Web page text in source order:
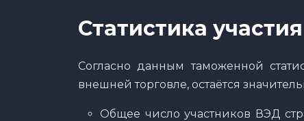
Статистика
Согласно данным таможенной
внешней торговле, остаётся
Общее число участников ВЭД